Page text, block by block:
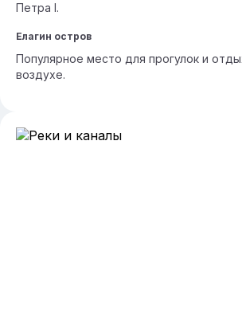
Петра I.
Елагин остров
Популярное место для прогулок и
воздухе.